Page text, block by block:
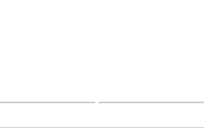
d’Antonio Vivaldi en
européenne, fécondation de
au XIXᵉ siècle,
pratiques historiquement